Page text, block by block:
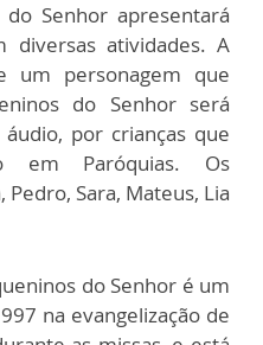
Senhor apresentará
diversas atividades. A
um personagem que
do Senhor será
por crianças que
em Paróquias. Os
Sara, Mateus, Lia
do Senhor é um
na evangelização de